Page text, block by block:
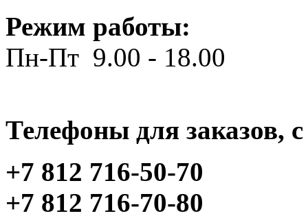
Режим работы:
Пн-Пт 9.00 - 18.00
Телефоны для заказов,
+7 812 716-50-70
+7 812 716-70-80